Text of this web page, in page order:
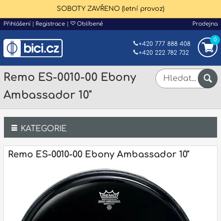
SOBOTY ZAVŘENO (letní provoz)
Přihlášení | Registrace | Oblíbené Prodejna
0
+420 777 888 408
+420 222 782 732
Remo ES-0010-00 Ebony
Ambassador 10"
KATEGORIE
Bicí
Kytary a strunné nástroje
Dechy
Remo ES-0010-00 Ebony Ambassador 10"